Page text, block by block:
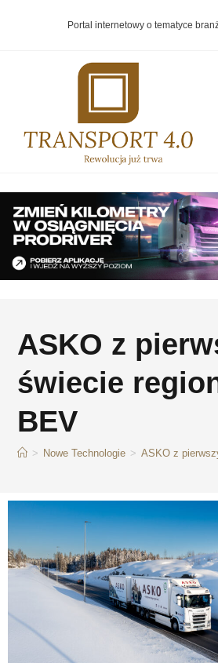
Portal internetowy o tematyce
ASKO z
świecie
BEV
> Nowe Technologie > ASKO z